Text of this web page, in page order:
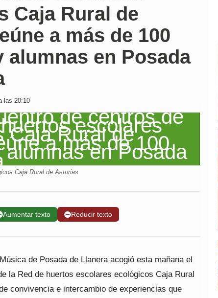
Caja Rural de
a más de 100
alumnas en Posada
las 20:10
Caja Rural de Asturias
Aumentar texto ➖Reducir texto
de Posada de Llanera acogió esta mañana el
la Red de huertos escolares ecológicos Caja Rural
convivencia e intercambio de experiencias que